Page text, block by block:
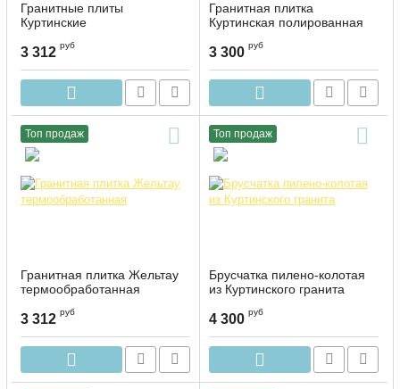
Гранитные плиты
Куртинские
3 312 руб
Гранитная плитка
Куртинская полированная
3 300 руб
Топ продаж
Гранитная плитка Жельтау
термообработанная
3 312 руб
Топ продаж
Брусчатка пилено-колотая
из Куртинского гранита
4 300 руб